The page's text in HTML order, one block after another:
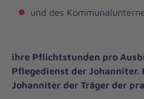
und des
ihre Pflichtstunden pro
Pflegedienst der Johanniter.
Johanniter der Träger der